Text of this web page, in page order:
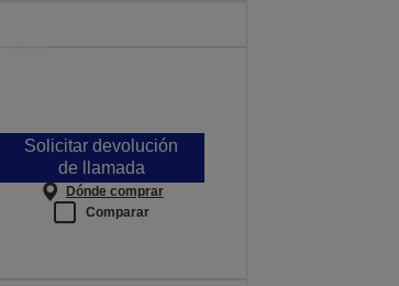
Solicitar devolución
de llamada
Dónde comprar
Comparar